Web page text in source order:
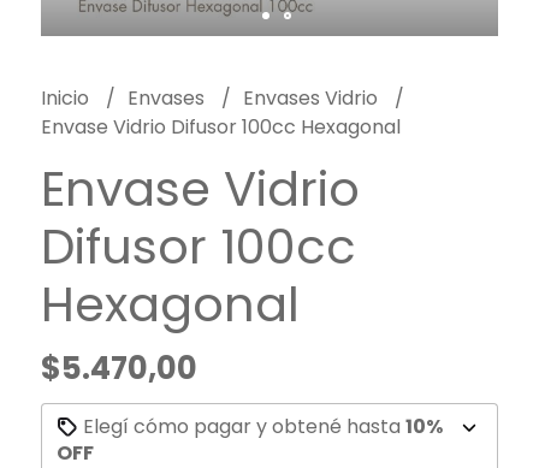
Inicio Envases
Envases Vidrio
Envase Vidrio Difusor 100cc Hexagonal
Envase Vidrio
Difusor 100cc
Hexagonal
$5.470,00
Elegí cómo pagar y obtené hasta 10%
OFF